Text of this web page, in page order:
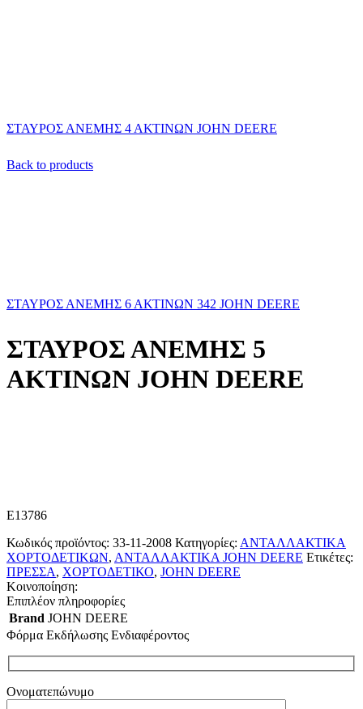
ΣΤΑΥΡΟΣ ΑΝΕΜΗΣ 4 ΑΚΤΙΝΩΝ JOHN DEERE
Back to products
ΣΤΑΥΡΟΣ ΑΝΕΜΗΣ 6 ΑΚΤΙΝΩΝ 342 JOHN DEERE
ΣΤΑΥΡΟΣ ΑΝΕΜΗΣ 5
ΑΚΤΙΝΩΝ JOHN DEERE
E13786
Κωδικός προϊόντος: 33-11-2008 Κατηγορίες: ΑΝΤΑΛΛΑΚΤΙΚΑ
ΧΟΡΤΟΔΕΤΙΚΩΝ, ΑΝΤΑΛΛΑΚΤΙΚΑ JOHN DEERE Ετικέτες:
ΠΡΕΣΣΑ, ΧΟΡΤΟΔΕΤΙΚΟ, JOHN DEERE
Κοινοποίηση:
Επιπλέον πληροφορίες
Brand JOHN DEERE
Φόρμα Εκδήλωσης Ενδιαφέροντος
Ονοματεπώνυμο